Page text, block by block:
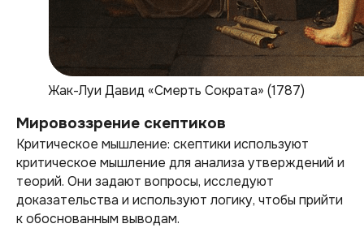
Жак-Луи Давид «Смерть Сократа» (1787)
Мировоззрение скептиков
Критическое мышление: скептики используют
критическое мышление для анализа утверждений и
теорий. Они задают вопросы, исследуют
доказательства и используют логику, чтобы прийти
к обоснованным выводам.